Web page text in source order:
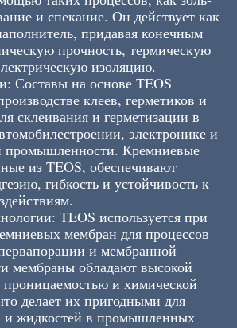
и спекание. Он действует как
придавая конечным
прочность, термическую
изоляцию.
Составы на основе TEOS
клеев, герметиков и
склеивания и герметизации в
электронике и
промышленности. Кремниевые
из TEOS, обеспечивают
гибкость и устойчивость к
TEOS используется при
мембран для процессов
и мембранной
мембраны обладают высокой
проницаемостью и химической
делает их пригодными для
и жидкостей в промышленных